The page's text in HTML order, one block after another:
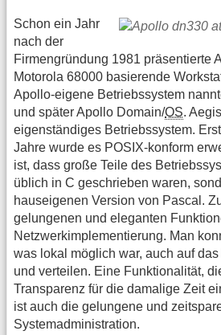
Schon ein Jahr
nach der
Firmengründung 1981 präsentierte
Motorola 68000 basierende
Apollo-eigene Betriebssystem
und später Apollo Domain/OS.
eigenständiges Betriebssystem.
Jahre wurde es POSIX-konform
ist, dass große Teile des
üblich in C geschrieben waren,
hauseigenen Version von Pascal.
gelungenen und eleganten
Netzwerkimplementierung. Man
was lokal möglich war, auch auf
und verteilen. Eine Funktionalität,
Transparenz für die damalige Zeit
ist auch die gelungene und
Systemadministration.